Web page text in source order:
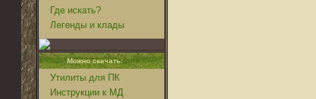
Где искать?
Легенды и клады
Можно скачать:
Утилиты для ПК
Инструкции к МД